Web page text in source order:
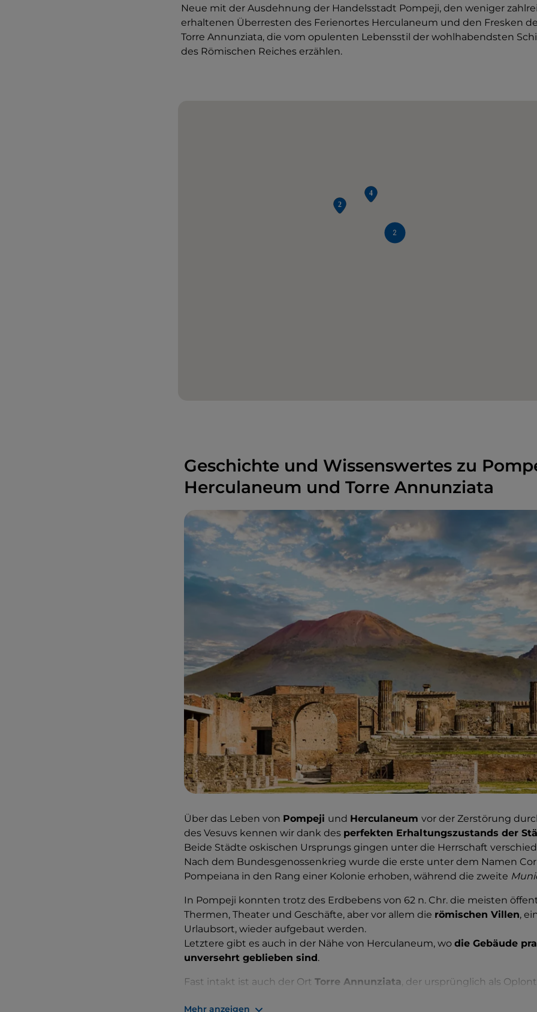
Neue mit der Ausdehnung der Handelsstadt Pompeji, den weniger
erhaltenen Überresten des Ferienortes Herculaneum und den Fresken
Torre Annunziata, die vom opulenten Lebensstil der wohlhabendsten
des Römischen Reiches erzählen.
2
Geschichte und Wissenswertes zu
Herculaneum und Torre Annunziata
Über das Leben von Pompeji und Herculaneum vor der Zerstörung
des Vesuvs kennen wir dank des perfekten Erhaltungszustands der
Beide Städte oskischen Ursprungs gingen unter die Herrschaft
Nach dem Bundesgenossenkrieg wurde die erste unter dem Namen
Pompeiana in den Rang einer Kolonie erhoben, während die zweite
In Pompeji konnten trotz des Erdbebens von 62 n. Chr. die meisten
Thermen, Theater und Geschäfte, aber vor allem die römischen Villen,
Urlaubsort, wieder aufgebaut werden.
Letztere gibt es auch in der Nähe von Herculaneum, wo die Gebäude
unversehrt geblieben sind .
Fast intakt ist auch der Ort Torre Annunziata, der ursprünglich als
Mehr anzeigen